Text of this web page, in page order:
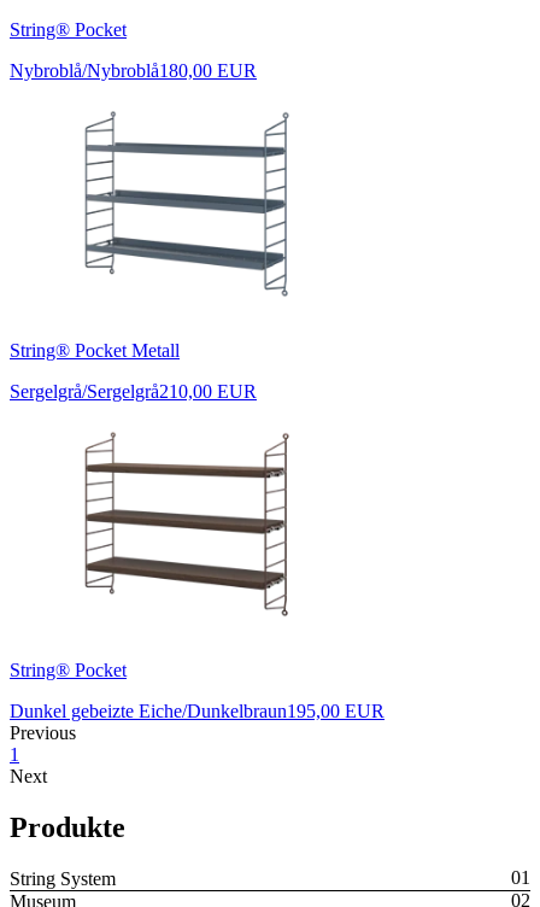
String® Pocket
Nybroblå/Nybroblå180,00 EUR
String® Pocket Metall
Sergelgrå/Sergelgrå210,00 EUR
String® Pocket
Dunkel gebeizte Eiche/Dunkelbraun195,00 EUR
Previous
1
Next
Produkte
String System
Museum